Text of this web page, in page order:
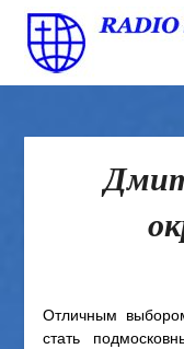
Отличным
стать